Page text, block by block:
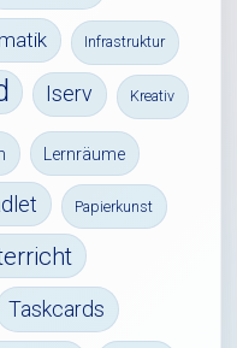
Infrastruktur
Iserv Kreativ
Lernräume
Papierkunst
Taskcards